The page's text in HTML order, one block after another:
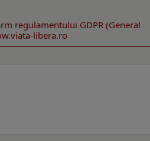
regulamentului GDPR (General
libera.ro